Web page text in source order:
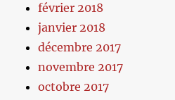
février 2018
janvier 2018
décembre 2017
novembre 2017
octobre 2017